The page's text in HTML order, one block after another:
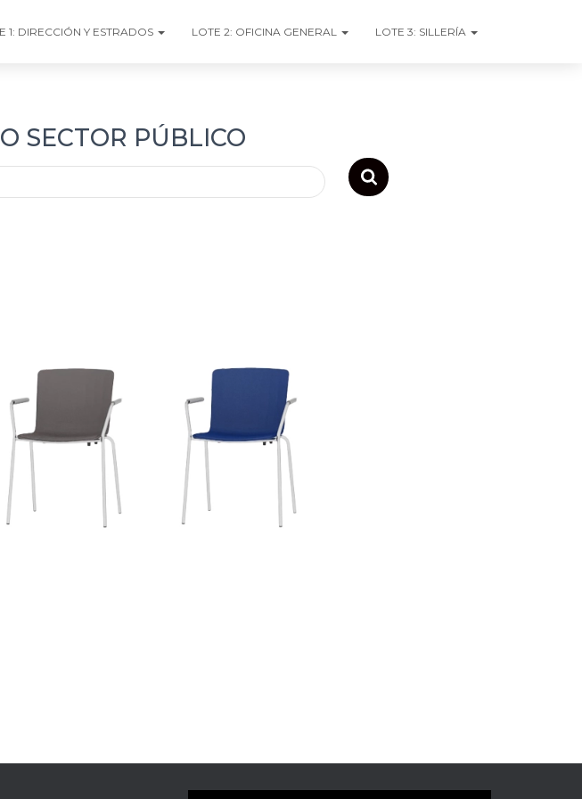
1: DIRECCIÓN Y ESTRADOS LOTE 2: OFICINA GENERAL LOTE 3: SILLERÍA
SECTOR PÚBLICO